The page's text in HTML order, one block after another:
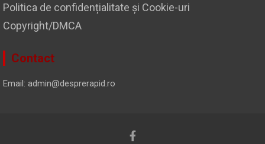
Politica de confidențialitate și Cookie-uri
Copyright/DMCA
Contact
Email: admin@desprerapid.ro